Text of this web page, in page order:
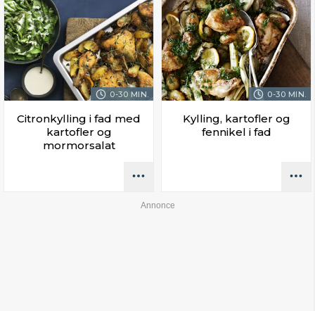
0-30 MIN.
Citronkylling i fad med
kartofler og
mormorsalat
0-30 MIN.
Kylling, kartofler og
fennikel i fad